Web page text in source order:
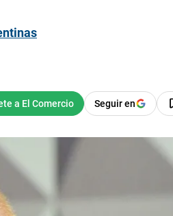
Seguir en